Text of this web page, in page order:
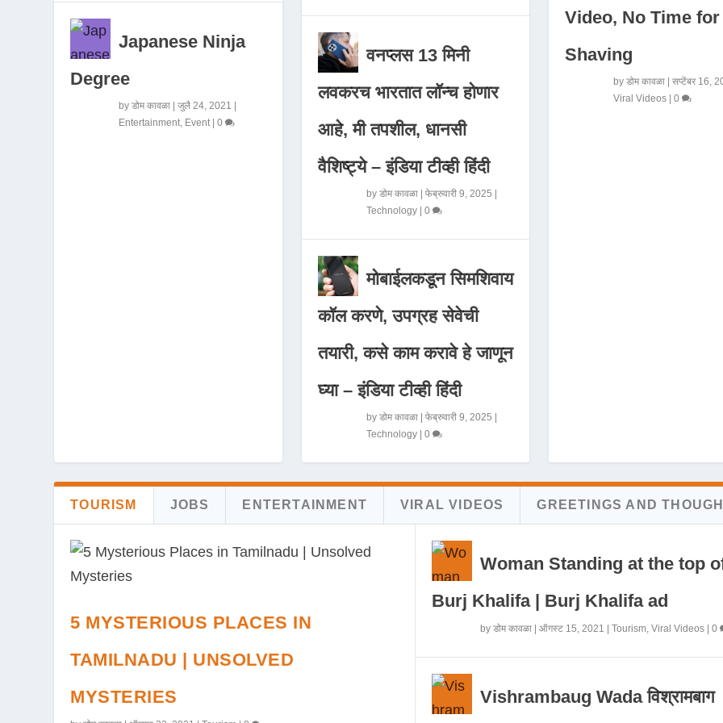
Japanese Ninja
Degree
byडोम कावळा |जुलै 24, 2021
Entertainment, Event|0
वनप्लस 13 मिनी
लवकरच भारतात लॉन्च होणार
आहे, मी तपशील, धानसी
वैशिष्ट्ये – इंडिया टीव्ही हिंदी
by डोम कावळा| फेब्रुवारी 9, 2025 |
Technology| 0
मोबाईलकडून सिमशिवाय
कॉल करणे, उपग्रह सेवेची
तयारी, कसे काम करावे हे जाणून
घ्या – इंडिया टीव्ही हिंदी
by डोम कावळा| फेब्रुवारी 9, 2025 |
Technology| 0
Video, No Time for
Shaving
by डोम कावळा| सप्टेंबर 16,
Viral Videos| 0
TOURISM JOBS ENTERTAINMENT VIRAL VIDEOS GREETINGS AND
5 MYSTERIOUS PLACES IN
TAMILNADU | UNSOLVED
MYSTERIES
Woman Standing at the top
Burj Khalifa | Burj Khalifa ad
by डोम कावळा| ऑगस्ट 15, 2021 | Tourism, Viral Videos| 0
Vishrambaug Wada विश्रामबाग